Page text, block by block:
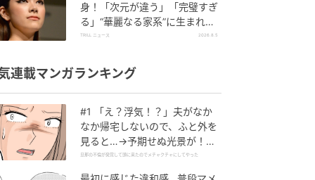
身！「次元が違う」「完璧すぎ
る」“華麗なる家系”に生まれた
【規格外の逸材】
TRILL ニュース 2026.8.5
連載マンガランキング
#1 「え？浮気！？」夫がなか
なか帰宅しないので、ふと外を
見ると…→予期せぬ光景が！｜
旦那の不倫が発覚して頭に来た
旦那の不倫が発覚して頭に来たのでメチャクチャにしてやった